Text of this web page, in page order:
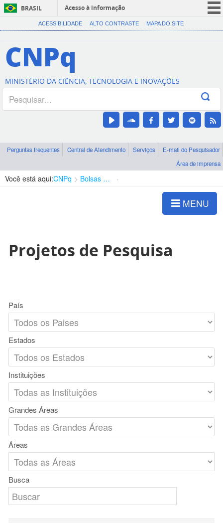
BRASIL
Acesso à informação
CORONAVÍRUS (COVID-19)
Canais
ACESSIBILIDADE ALTO CONTRASTE MAPA DO SITE
CNPq
MINISTÉRIO DA CIÊNCIA, TECNOLOGIA E INOVAÇÕES
Perguntas frequentes Central de Atendimento Serviços
E-mail do Pesquisador
Área de imprensa
Você está aqui:CNPq Bolsas e Auxílios Vigentes
MENU
Projetos de Pesquisa
País
Estados
Instituições
Grandes Áreas
Áreas
Busca